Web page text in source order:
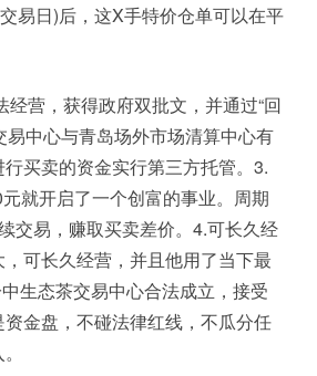
易日)后，这X手特价仓单可以在平
营，获得政府双批文，并通过“回
中心与青岛场外市场清算中心有
买卖的资金实行第三方托管。3.
就开启了一个创富的事业。周期
交易，赚取买卖差价。4.可长久经
可长久经营，并且他用了当下最
生态茶交易中心合法成立，接受
金盘，不碰法律红线，不瓜分任